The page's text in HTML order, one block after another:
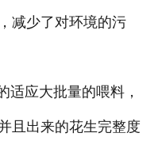
减少了对环境的污
应大批量的喂料，
且出来的花生完整度